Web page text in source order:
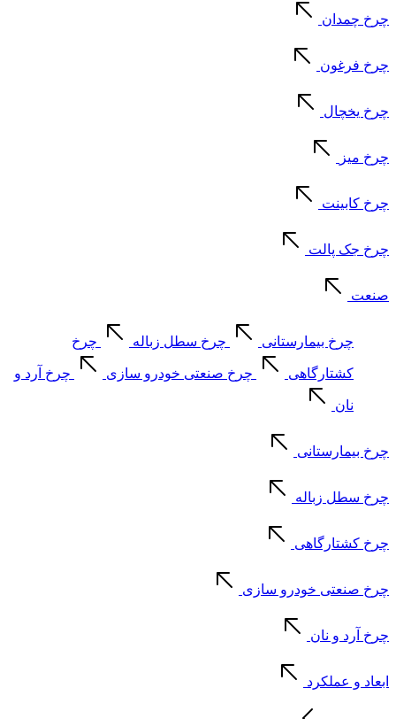
چرخ چمدان
چرخ فرغون
چرخ یخچال
چرخ میز
چرخ کابینت
چرخ جک پالت
صنعت
چرخ بیمارستانی چرخ سطل زباله چرخ
کشتارگاهی چرخ صنعتی خودرو سازی چرخ آرد و
نان
چرخ بیمارستانی
چرخ سطل زباله
چرخ کشتارگاهی
چرخ صنعتی خودرو سازی
چرخ آرد و نان
ابعاد و عملکرد